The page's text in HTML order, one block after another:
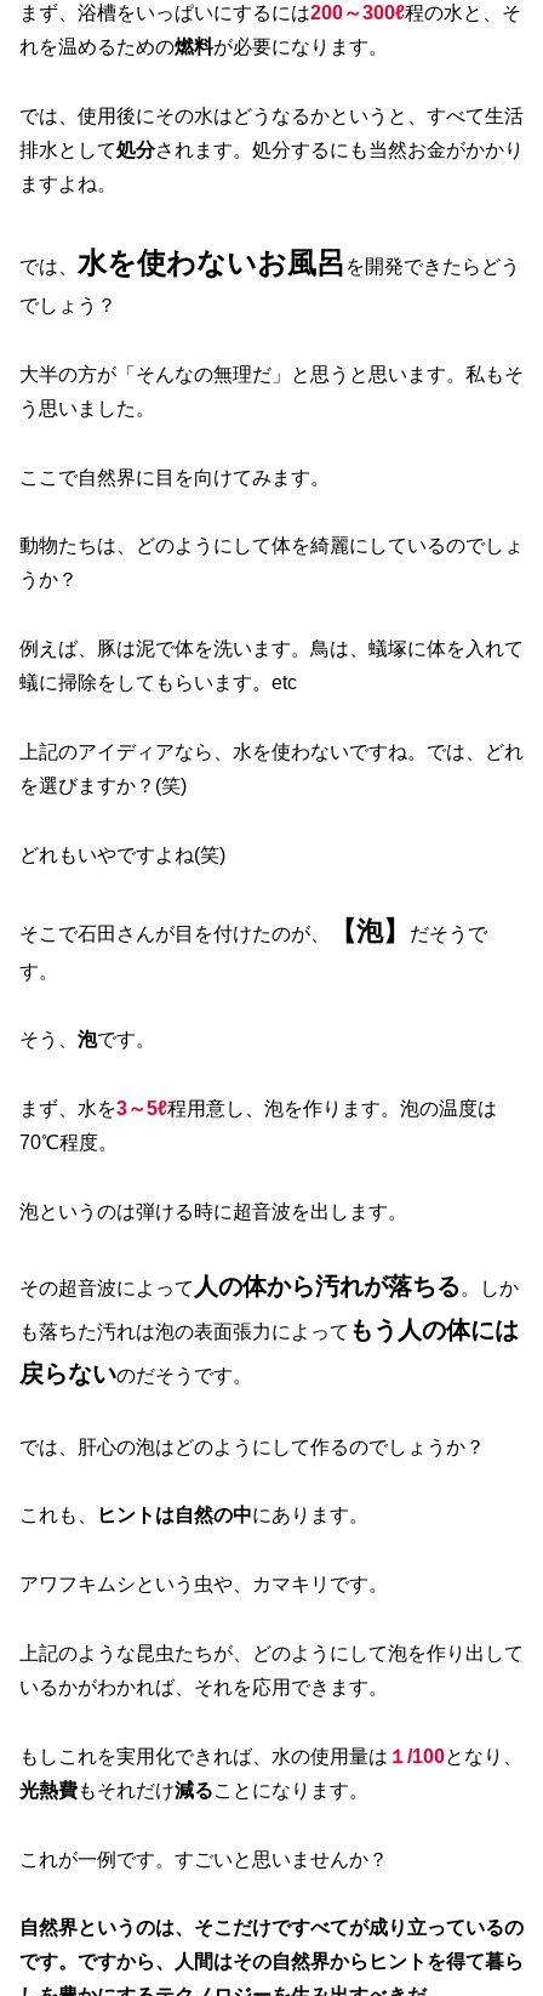
まず、浴槽をいっぱいにするには200～300ℓ程の水と、そ
れを温めるための燃料が必要になります。
では、使用後にその水はどうなるかというと、すべて生活
排水として処分されます。処分するにも当然お金がかかり
ますよね。
では、 水を使わないお風呂 を開発できたらどう
でしょう？
大半の方が「そんなの無理だ」と思うと思います。私もそ
う思いました。
ここで自然界に目を向けてみます。
動物たちは、どのようにして体を綺麗にしているのでしょ
うか？
例えば、豚は泥で体を洗います。鳥は、蟻塚に体を入れて
蟻に掃除をしてもらいます。etc
上記のアイディアなら、水を使わないですね。では、どれ
を選びますか？(笑)
どれもいやですよね(笑)
そこで石田さんが目を付けたのが、 【泡】
だそうで
す。
そう、 泡です。
まず、水を3～5ℓ程用意し、泡を作ります。泡の温度は
70℃程度。
泡というのは弾ける時に超音波を出します。
その超音波によって 人の体から汚れが落ちる。しか
も落ちた汚れは泡の表面張力によって もう人の体には
戻らないのだそうです。
では、肝心の泡はどのようにして作るのでしょうか？
これも、 ヒントは自然の中にあります。
アワフキムシという虫や、カマキリです。
上記のような昆虫たちが、どのようにして泡を作り出して
いるかがわかれば、それを応用できます。
もしこれを実用化できれば、水の使用量は １/100となり、
光熱費もそれだけ減ることになります。
これが一例です。すごいと思いませんか？
自然界というのは、そこだけですべてが成り立っているの
です。ですから、人間はその自然界からヒントを得て暮ら